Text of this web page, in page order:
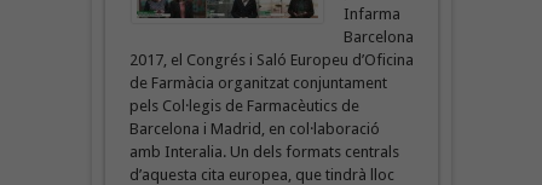
Infarma
Barcelona
2017, el Congrés i Saló Europeu d’Oficina
de Farmàcia organitzat conjuntament
pels Col·legis de Farmacèutics de
Barcelona i Madrid, en col·laboració
amb Interalia. Un dels formats centrals
d’aquesta cita europea, que tindrà lloc